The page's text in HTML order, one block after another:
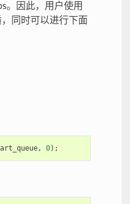
。因此，用户使用
同时可以进行下面
, 0);